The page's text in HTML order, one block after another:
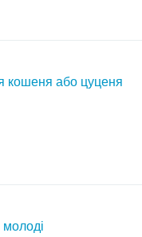
кошеня або цуценя
молоді